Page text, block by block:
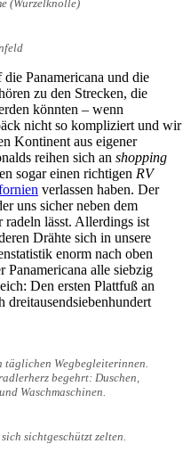
(Wurzelknolle)
Panamericana und die
zu den Strecken, die
könnten – wenn
nicht so kompliziert und wir
Kontinent aus eigener
reihen sich an shopping
sogar einen richtigen RV
verlassen haben. Der
uns sicher neben dem
radeln lässt. Allerdings ist
Drähte sich in unsere
enorm nach oben
Panamericana alle siebzig
Den ersten Plattfuß an
dreitausendsiebenhundert
täglichen Wegbegleiterinnen.
begehrt: Duschen,
Waschmaschinen.
sichtgeschützt zelten.